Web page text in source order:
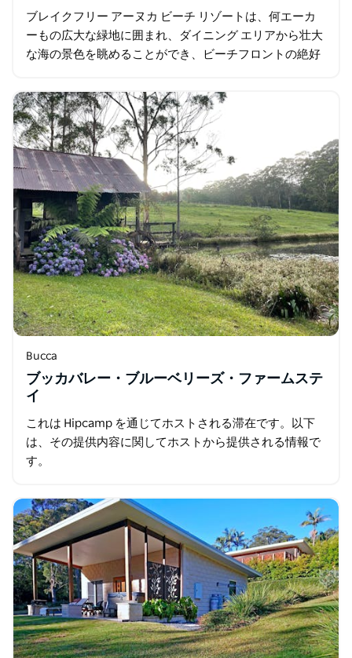
ブレイクフリー アーヌカ ビーチ リゾートは、何エーカ
ーもの広大な緑地に囲まれ、ダイニング エリアから壮大
な海の景色を眺めることができ、ビーチフロントの絶好
Bucca
ブッカバレー・ブルーベリーズ・ファームステ
イ
これは Hipcamp を通じてホストされる滞在です。以下
は、その提供内容に関してホストから提供される情報で
す。